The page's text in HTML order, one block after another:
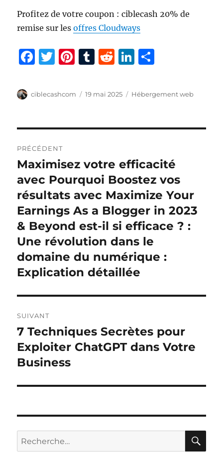
Profitez de votre coupon : ciblecash 20% de
remise sur lesoffres Cloudways
F
c
o
o
k
T
it
Pi
te
T
m
R
d
Li
k
I
rt
a
er
Auteur
ciblecashcom
Publié
19 mai 2025 Catégories
Hébergement web
de
l’article
PRÉCÉDENT
Publication
précédente :
Maximisez votre efficacité
avec Pourquoi Boostez vos
résultats avec Maximize Your
Earnings As a Blogger in 2023
& Beyond est-il si efficace ? :
Une révolution dans le
domaine du numérique :
Explication détaillée
SUIVANT
Publication
suivante :
7 Techniques Secrètes pour
Exploiter ChatGPT dans Votre
Business
Recherche
pour :